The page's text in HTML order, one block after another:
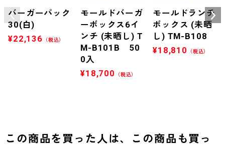
バーガーパック
30(白)
¥22,136 （税込）
モールドバーガ
ーボックス6イ
ンチ (未晒し) T
M-B101B 50
0入
¥18,700 （税込）
モールドランチ
ボックス (未晒
し) TM-B108
¥18,810 （税込）
この商品を買った人は、この商品も買っ